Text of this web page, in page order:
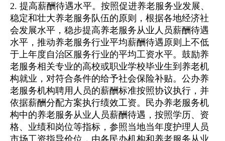
2. 提高薪酬待遇水平。按照促进养老服务业发展、
稳定和壮大养老服务队伍的原则，根据各地经济社
会发展水平，稳步提高养老服务从业人员薪酬待遇
水平，推动养老服务行业平均薪酬待遇原则上不低
于上年度自治区服务行业的平均工资水平。鼓励养
老服务相关专业的高校或职业学校毕业生到养老机
构就业，对符合条件的给予社会保险补贴。公办养
老服务机构聘用人员的薪酬标准按照协议执行，并
依据薪酬分配方案执行绩效工资。民办养老服务机
构中的养老服务从业人员薪酬待遇，按照学历、资
格、业绩和岗位等指标，参照当地当年度护理人员
市场工资指导价位，由各民办机构和养老服务从业